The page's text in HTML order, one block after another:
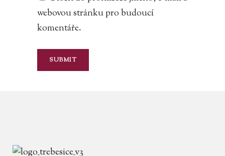
webovou stránku pro budoucí
komentáře.